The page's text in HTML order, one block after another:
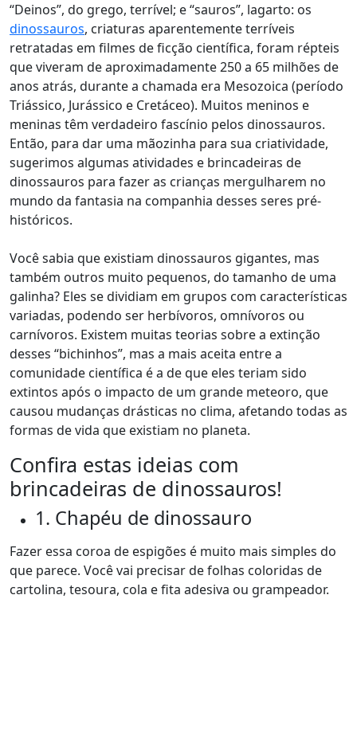
“Deinos”, do grego, terrível; e “sauros”, lagarto: os
dinossauros, criaturas aparentemente terríveis
retratadas em filmes de ficção científica, foram répteis
que viveram de aproximadamente 250 a 65 milhões de
anos atrás, durante a chamada era Mesozoica (período
Triássico, Jurássico e Cretáceo). Muitos meninos e
meninas têm verdadeiro fascínio pelos dinossauros.
Então, para dar uma mãozinha para sua criatividade,
sugerimos algumas atividades e brincadeiras de
dinossauros para fazer as crianças mergulharem no
mundo da fantasia na companhia desses seres pré-
históricos.
Você sabia que existiam dinossauros gigantes, mas
também outros muito pequenos, do tamanho de uma
galinha? Eles se dividiam em grupos com características
variadas, podendo ser herbívoros, omnívoros ou
carnívoros. Existem muitas teorias sobre a extinção
desses “bichinhos”, mas a mais aceita entre a
comunidade científica é a de que eles teriam sido
extintos após o impacto de um grande meteoro, que
causou mudanças drásticas no clima, afetando todas as
formas de vida que existiam no planeta.
Confira estas ideias com
brincadeiras de dinossauros!
1. Chapéu de dinossauro
Fazer essa coroa de espigões é muito mais simples do
que parece. Você vai precisar de folhas coloridas de
cartolina, tesoura, cola e fita adesiva ou grampeador.